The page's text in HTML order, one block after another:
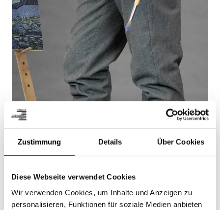
Zustimmung Details Über Cookies
Diese Webseite verwendet Cookies
Wir verwenden Cookies, um Inhalte und Anzeigen zu
personalisieren, Funktionen für soziale Medien anbieten